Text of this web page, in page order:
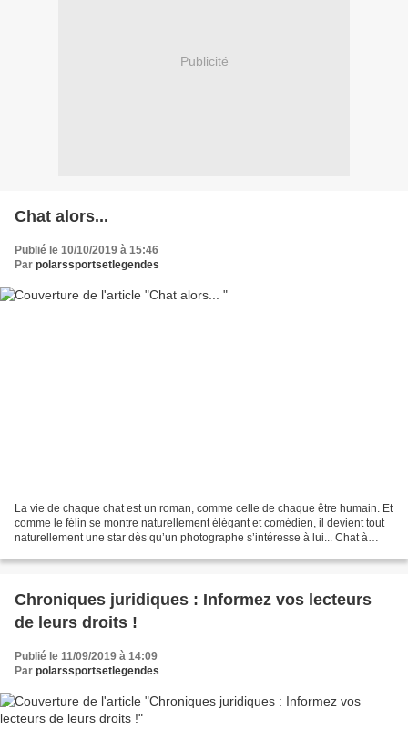
Publicité
Chat alors...
Publié le 10/10/2019 à 15:46
Par polarssportsetlegendes
La vie de chaque chat est un roman, comme celle de chaque être humain. Et
comme le félin se montre naturellement élégant et comédien, il devient tout
naturellement une star dès qu’un photographe s’intéresse à lui... Chat à
Chroniques juridiques : Informez vos lecteurs
de leurs droits !
Publié le 11/09/2019 à 14:09
Par polarssportsetlegendes